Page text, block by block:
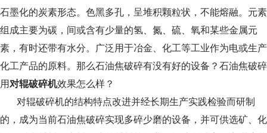
石墨化的炭素形态。色黑多孔，呈堆积颗粒状，不能熔融。元素
组成主要为碳，间或含有少量的氢、氮、硫、氧和某些金属元
素，有时还带有水分。广泛用于冶金、化工等工业作为电或生产
化工产品的原料。那么石油焦破碎有没有好的设备？石油焦破碎
用 对辊破碎机效果怎么样？
对辊破碎机的结构特点改进并经长期生产实践检验而研制
的，成为当前石油焦破碎实现多碎少磨的设备，并可供选矿、化